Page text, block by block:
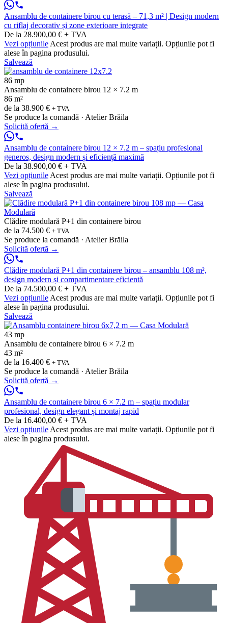
Ansamblu de containere birou cu terasă – 71,3 m² | Design modern
cu riflaj decorativ și zone exterioare integrate
De la 28.900,00 € + TVA
Vezi opțiunile Acest produs are mai multe variații. Opțiunile pot fi
alese în pagina produsului.
Salvează
86 mp
Ansamblu de containere birou 12 × 7.2 m
86 m²
de la 38.900 € + TVA
Se produce la comandă · Atelier Brăila
Solicită ofertă →
Ansamblu de containere birou 12 × 7.2 m – spațiu profesional
generos, design modern și eficiență maximă
De la 38.900,00 € + TVA
Vezi opțiunile Acest produs are mai multe variații. Opțiunile pot fi
alese în pagina produsului.
Salvează
Clădire modulară P+1 din containere birou
de la 74.500 € + TVA
Se produce la comandă · Atelier Brăila
Solicită ofertă →
Clădire modulară P+1 din containere birou – ansamblu 108 m²,
design modern și compartimentare eficientă
De la 74.500,00 € + TVA
Vezi opțiunile Acest produs are mai multe variații. Opțiunile pot fi
alese în pagina produsului.
Salvează
43 mp
Ansamblu de containere birou 6 × 7.2 m
43 m²
de la 16.400 € + TVA
Se produce la comandă · Atelier Brăila
Solicită ofertă →
Ansamblu de containere birou 6 × 7.2 m – spațiu modular
profesional, design elegant și montaj rapid
De la 16.400,00 € + TVA
Vezi opțiunile Acest produs are mai multe variații. Opțiunile pot fi
alese în pagina produsului.